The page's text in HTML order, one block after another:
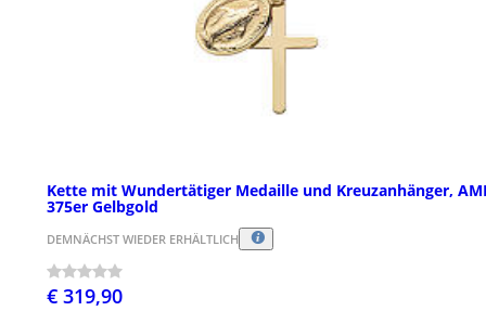
Kette mit Wundertätiger Medaille und Kreuzanhänger,
375er Gelbgold
DEMNÄCHST WIEDER ERHÄLTLICH
€ 319,90